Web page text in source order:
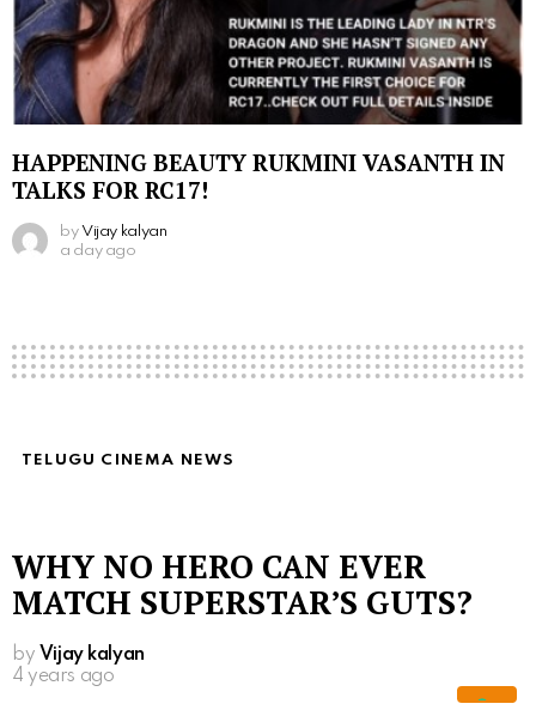
HAPPENING BEAUTY RUKMINI VASANTH IN
TALKS FOR RC17!
by Vijay kalyan
a day ago
TELUGU CINEMA NEWS
WHY NO HERO CAN EVER
MATCH SUPERSTAR’S GUTS?
by Vijay kalyan
4 years ago